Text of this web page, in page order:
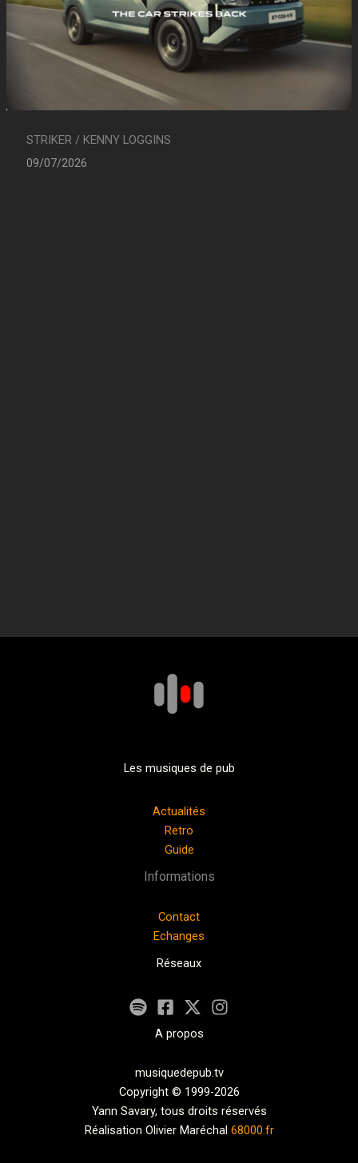
STRIKER / KENNY LOGGINS
09/07/2026
Les musiques de pub
Actualités
Retro
Guide
Informations
Contact
Echanges
Réseaux
A propos
musiquedepub.tv
Copyright © 1999-2026
Yann Savary, tous droits réservés
Réalisation Olivier Maréchal 68000.fr